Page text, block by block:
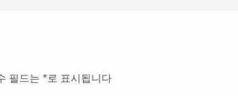
필드는 *로 표시됩니다